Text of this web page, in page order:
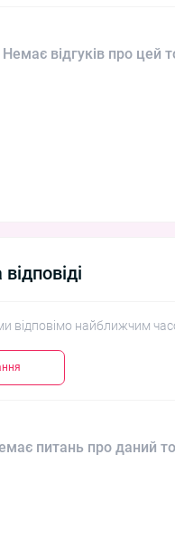
Немає відгуків про цей
відповімо найближчим
питань про даний